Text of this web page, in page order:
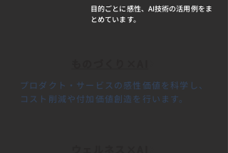
目的ごとに感性、AI技術の活用例をま
とめています。
プロダクト・サービスの感性価値を科学し、
コスト削減や付加価値創造を行います。